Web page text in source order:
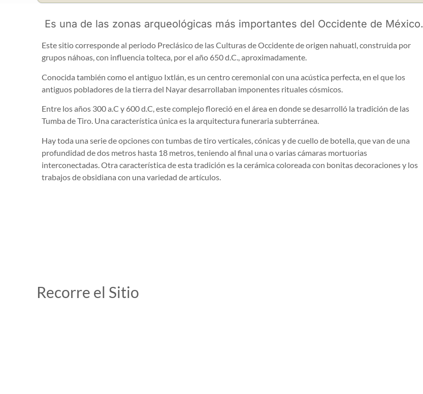
Es una de las zonas arqueológicas más importantes del Occidente de México.
Este sitio corresponde al periodo Preclásico de las Culturas de Occidente de origen nahuatl, construida por
grupos náhoas, con influencia tolteca, por el año 650 d.C., aproximadamente.
Conocida también como el antiguo Ixtlán, es un centro ceremonial con una acústica perfecta, en el que los
antiguos pobladores de la tierra del Nayar desarrollaban imponentes rituales cósmicos.
Entre los años 300 a.C y 600 d.C, este complejo floreció en el área en donde se desarrolló la tradición de las
Tumba de Tiro. Una característica única es la arquitectura funeraria subterránea.
Hay toda una serie de opciones con tumbas de tiro verticales, cónicas y de cuello de botella, que van de una
profundidad de dos metros hasta 18 metros, teniendo al final una o varias cámaras mortuorias
interconectadas. Otra característica de esta tradición es la cerámica coloreada con bonitas decoraciones y los
trabajos de obsidiana con una variedad de artículos.
Recorre el Sitio